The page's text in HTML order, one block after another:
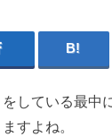
している最中
すよね。